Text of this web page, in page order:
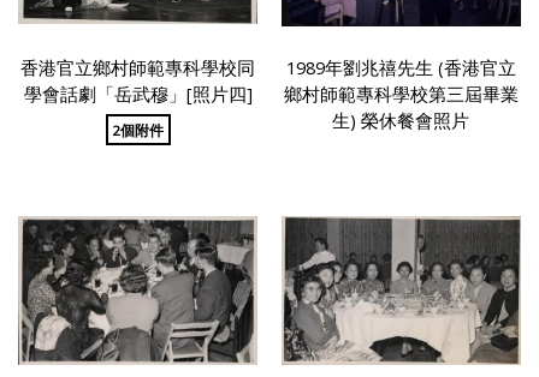
香港官立鄉村師範專科學校同
學會話劇「岳武穆」[照片四]
2個附件
1989年劉兆禧先生 (香港官立
鄉村師範專科學校第三屆畢業
生) 榮休餐會照片